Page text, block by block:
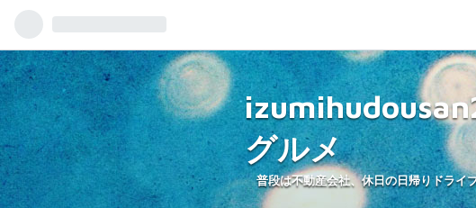
グルメ
普段は不動産会社、休日の日帰りドライ